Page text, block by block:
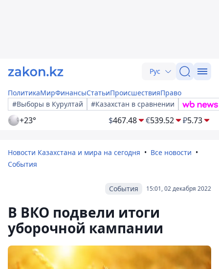
Рус
ПолитикаМирФинансыСтатьиПроисшествияПраво
#Выборы в Курултай
#Казахстан в сравнении
+23° $467.48 €539.52 ₽5.73
Новости Казахстана и мира на сегодня
Все новости
События
15:01, 02 декабря 2022
События
В ВКО подвели итоги
уборочной кампании